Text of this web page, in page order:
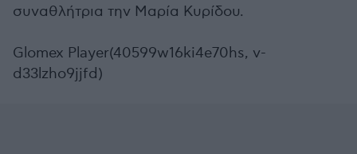
συναθλήτρια την Μαρία Κυρίδου.
Glomex Player(40599w16ki4e70hs, v-
d33lzho9jjfd)